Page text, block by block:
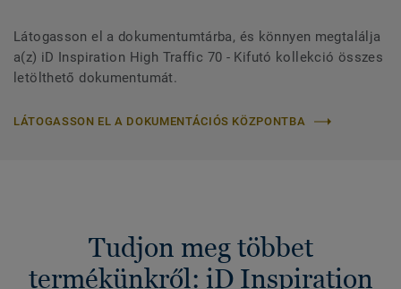
Látogasson el a dokumentumtárba, és könnyen megtalálja
a(z) iD Inspiration High Traffic 70 - Kifutó kollekció összes
letölthető dokumentumát.
LÁTOGASSON EL A DOKUMENTÁCIÓS KÖZPONTBA
Tudjon meg többet
termékünkről: iD Inspiration